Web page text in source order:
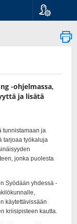
Suomi
Svenska
-ohjelmassa,
ja lisätä